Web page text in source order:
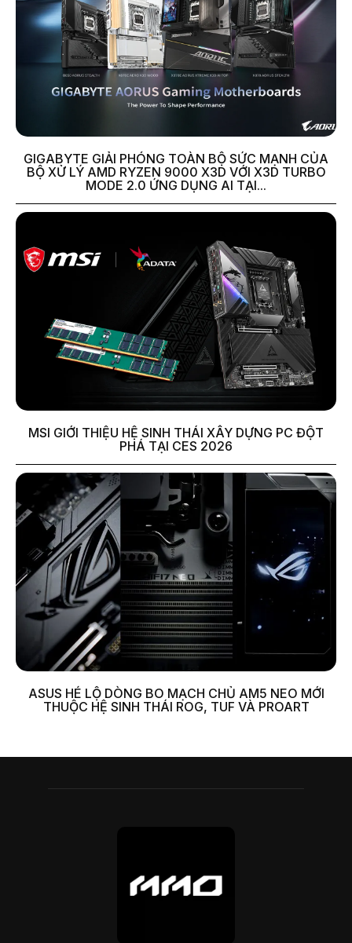
GIGABYTE GIẢI PHÓNG TOÀN BỘ SỨC MẠNH CỦA
BỘ XỬ LÝ AMD RYZEN 9000 X3D VỚI X3D TURBO
MODE 2.0 ỨNG DỤNG AI TẠI...
MSI GIỚI THIỆU HỆ SINH THÁI XÂY DỰNG PC ĐỘT
PHÁ TẠI CES 2026
ASUS HÉ LỘ DÒNG BO MẠCH CHỦ AM5 NEO MỚI
THUỘC HỆ SINH THÁI ROG, TUF VÀ PROART